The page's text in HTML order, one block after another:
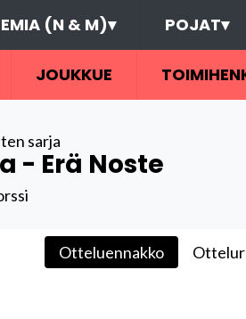
(N & M)▾ POJAT▾
JOUKKUE
sarja
- Erä Noste
Otteluennakko